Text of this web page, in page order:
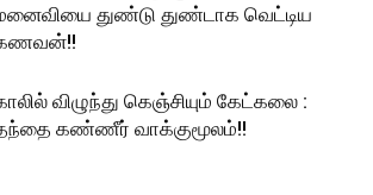
துண்டு துண்டாக வெட்டிய
விழுந்து கெஞ்சியும் கேட்கலை :
கண்ணீர் வாக்குமூலம்!!